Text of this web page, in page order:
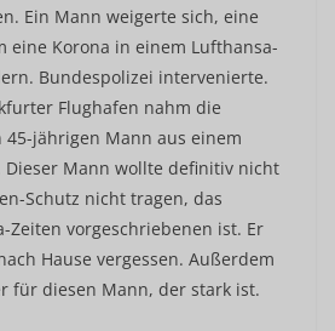
Ein Mann weigerte sich, eine
eine Korona in einem Lufthansa-
Bundespolizei intervenierte.
Flughafen nahm die
jährigen Mann aus einem
Dieser Mann wollte definitiv nicht
Schutz nicht tragen, das
Zeiten vorgeschriebenen ist. Er
Hause vergessen. Außerdem
für diesen Mann, der stark ist.